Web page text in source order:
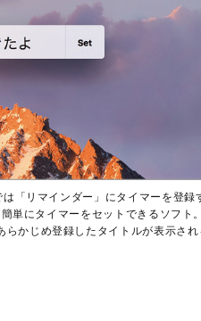
「リマインダー」にタイマーを登録
単にタイマーをセットできるソフト
かじめ登録したタイトルが表示さ